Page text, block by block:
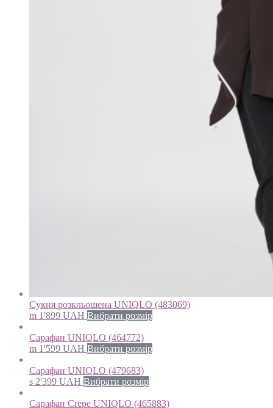
Сукня розкльошена UNIQLO (483069)
m 1'899 UAH Вибрати розмір
Сарафан UNIQLO (464772)
m 1'599 UAH Вибрати розмір
Сарафан UNIQLO (479683)
s 2'399 UAH Вибрати розмір
Сарафан Crepe UNIQLO (465883)